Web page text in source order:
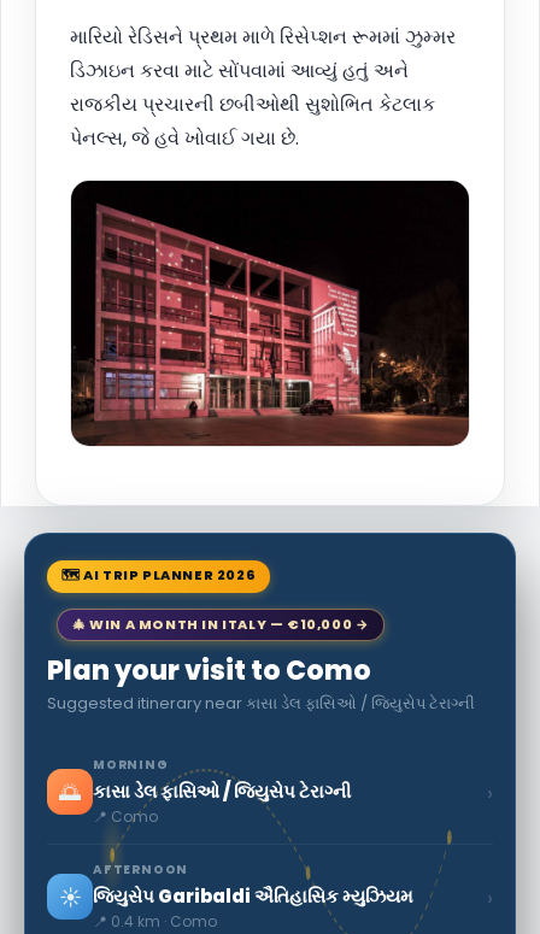
મારિયો રેડિસને પ્રથમ માળે રિસેપ્શન રૂમમાં ઝુમ્મર
ડિઝાઇન કરવા માટે સોંપવામાં આવ્યું હતું અને
રાજકીય પ્રચારની છબીઓથી સુશોભિત કેટલાક
પેનલ્સ, જે હવે ખોવાઈ ગયા છે.
🗺 AI TRIP PLANNER 2026
🎄 WIN A MONTH IN ITALY — €10,000 →
Plan your visit to Como
Suggested itinerary near કાસા ડેલ ફાસિઓ / જિયુસેપ ટેરાગ્ની
🌅
MORNING
કાસા ડેલ ફાસિઓ / જિયુસેપ ટેરાગ્ની
📍 Como
›
☀️
AFTERNOON
જિયુસેપ Garibaldi ઐતિહાસિક મ્યુઝિયમ
📍 0.4 km · Como
›